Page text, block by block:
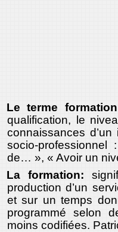
Le terme formation
qualification, le
connaissances
socio-
de… », « Avoir un
La formation:
production d’un
et sur un temps
programmé selon
moins codifiées.